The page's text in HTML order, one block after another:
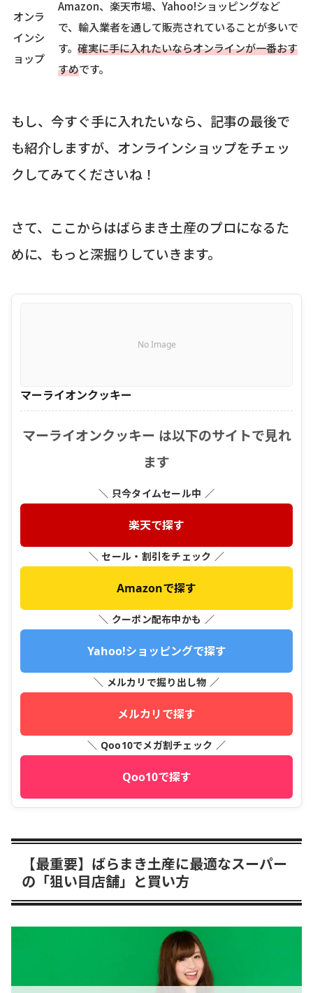
オンラ
インシ
ョップ
Amazon、楽天市場、Yahoo!ショッピングなど
で、輸入業者を通して販売されていることが多いで
す。 確実に手に入れたいならオンラインが一番おす
すめです。
もし、今すぐ手に入れたいなら、記事の最後で
も紹介しますが、オンラインショップをチェッ
クしてみてくださいね！
さて、ここからはばらまき土産のプロになるた
めに、もっと深掘りしていきます。
No Image
マーライオンクッキー
マーライオンクッキー は以下のサイトで見れ
ます
＼ 只今タイムセール中 ／
楽天で探す
＼ セール・割引をチェック ／
Amazonで探す
＼ クーポン配布中かも ／
Yahoo!ショッピングで探す
＼ メルカリで掘り出し物 ／
メルカリで探す
＼ Qoo10でメガ割チェック ／
Qoo10で探す
【最重要】ばらまき土産に最適なスーパー
の「狙い目店舗」と買い方